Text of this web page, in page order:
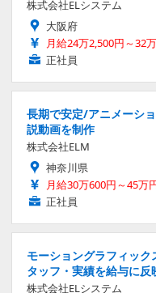
株式会社ELシステム
大阪府
月給24万2,500円～32
正社員
長期で安定/アニメーシ
説動画を制作
株式会社ELM
神奈川県
月給30万600円～45万
正社員
モーショングラフィッ
タッフ・実績を給与に
株式会社ELシステム